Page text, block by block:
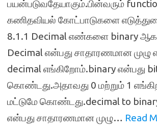
பயன்படுவதேயாகும்.பின்வரும்
கணிதவியல் கோட்பாடுகளை
8.1.1 Decimal எண்களை binary ஆக
Decimal என்பது சாதாரணமான
decimal எங்கிறோம்.binary என்பது
கொண்டது.அதாவது 0 மற்றும் 1
மட்டுமே கொண்டது.decimal to
என்பது சாதாரணமான முழு… Read